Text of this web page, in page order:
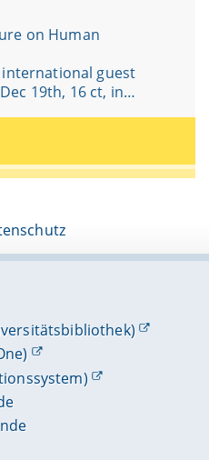
on Human
guest
19th, 16 ct, in…